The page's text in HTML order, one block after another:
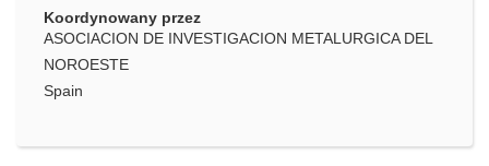
Koordynowany przez
ASOCIACION DE INVESTIGACION METALURGICA DEL
NOROESTE
Spain